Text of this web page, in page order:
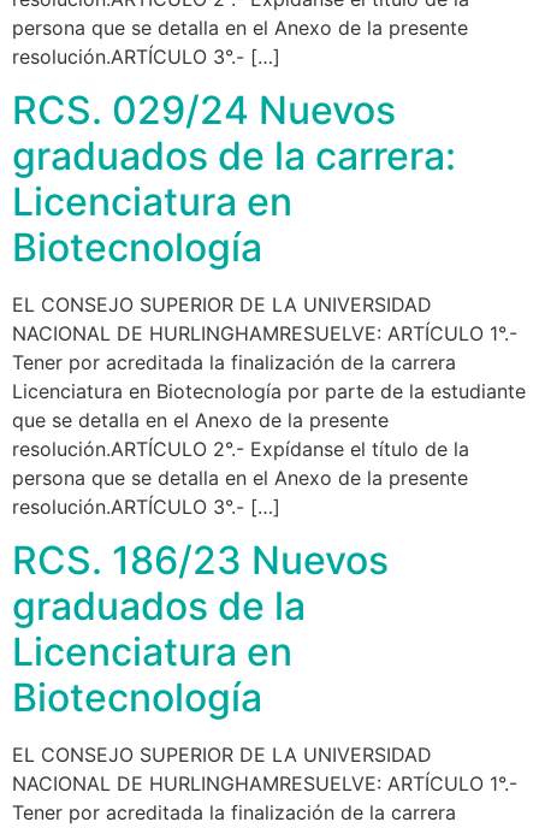
persona que se detalla en el Anexo de la presente
resolución.ARTÍCULO 3°.- […]
RCS. 029/24 Nuevos
graduados de la carrera:
Licenciatura en
Biotecnología
EL CONSEJO SUPERIOR DE LA UNIVERSIDAD
NACIONAL DE HURLINGHAMRESUELVE: ARTÍCULO 1°.-
Tener por acreditada la finalización de la carrera
Licenciatura en Biotecnología por parte de la estudiante
que se detalla en el Anexo de la presente
resolución.ARTÍCULO 2°.- Expídanse el título de la
persona que se detalla en el Anexo de la presente
resolución.ARTÍCULO 3°.- […]
RCS. 186/23 Nuevos
graduados de la
Licenciatura en
Biotecnología
EL CONSEJO SUPERIOR DE LA UNIVERSIDAD
NACIONAL DE HURLINGHAMRESUELVE: ARTÍCULO 1°.-
Tener por acreditada la finalización de la carrera